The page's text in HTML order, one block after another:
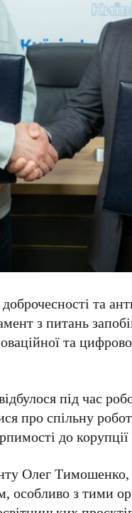
та
з питань
та
під час
про спільну
до корупції
Олег Тимошенко
особливо з тими